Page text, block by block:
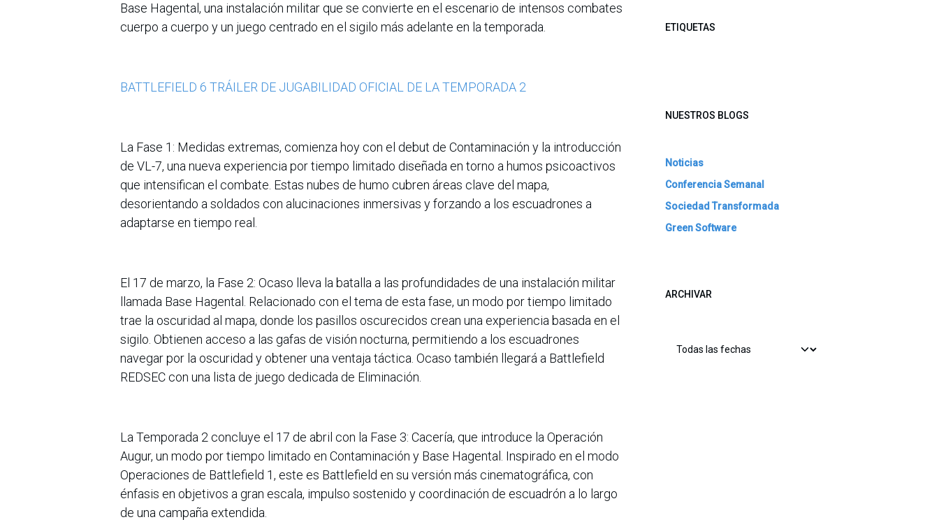
Base Hagental, una instalación militar que se convierte en el escenario de intensos combates
cuerpo a cuerpo y un juego centrado en el sigilo más adelante en la temporada.
BATTLEFIELD 6 TRÁILER DE JUGABILIDAD OFICIAL DE LA TEMPORADA 2
La Fase 1: Medidas extremas, comienza hoy con el debut de Contaminación y la introducción
de VL-7, una nueva experiencia por tiempo limitado diseñada en torno a humos psicoactivos
que intensifican el combate. Estas nubes de humo cubren áreas clave del mapa,
desorientando a soldados con alucinaciones inmersivas y forzando a los escuadrones a
adaptarse en tiempo real.
El 17 de marzo, la Fase 2: Ocaso lleva la batalla a las profundidades de una instalación militar
llamada Base Hagental. Relacionado con el tema de esta fase, un modo por tiempo limitado
trae la oscuridad al mapa, donde los pasillos oscurecidos crean una experiencia basada en el
sigilo. Obtienen acceso a las gafas de visión nocturna, permitiendo a los escuadrones
navegar por la oscuridad y obtener una ventaja táctica. Ocaso también llegará a Battlefield
REDSEC con una lista de juego dedicada de Eliminación.
La Temporada 2 concluye el 17 de abril con la Fase 3: Cacería, que introduce la Operación
Augur, un modo por tiempo limitado en Contaminación y Base Hagental. Inspirado en el modo
Operaciones de Battlefield 1, este es Battlefield en su versión más cinematográfica, con
énfasis en objetivos a gran escala, impulso sostenido y coordinación de escuadrón a lo largo
de una campaña extendida.
ETIQUETAS
NUESTROS BLOGS
Noticias
Conferencia Semanal
Sociedad Transformada
Green Software
ARCHIVAR